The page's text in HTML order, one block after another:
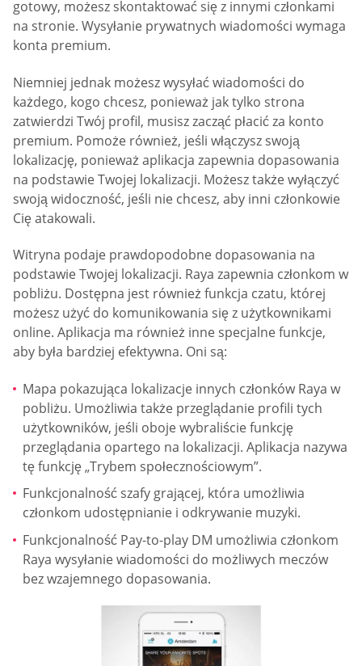
gotowy, możesz skontaktować się z innymi członkami
na stronie. Wysyłanie prywatnych wiadomości wymaga
konta premium.
Niemniej jednak możesz wysyłać wiadomości do
każdego, kogo chcesz, ponieważ jak tylko strona
zatwierdzi Twój profil, musisz zacząć płacić za konto
premium. Pomoże również, jeśli włączysz swoją
lokalizację, ponieważ aplikacja zapewnia dopasowania
na podstawie Twojej lokalizacji. Możesz także wyłączyć
swoją widoczność, jeśli nie chcesz, aby inni członkowie
Cię atakowali.
Witryna podaje prawdopodobne dopasowania na
podstawie Twojej lokalizacji. Raya zapewnia członkom w
pobliżu. Dostępna jest również funkcja czatu, której
możesz użyć do komunikowania się z użytkownikami
online. Aplikacja ma również inne specjalne funkcje,
aby była bardziej efektywna. Oni są:
Mapa pokazująca lokalizacje innych członków Raya w
pobliżu. Umożliwia także przeglądanie profili tych
użytkowników, jeśli oboje wybraliście funkcję
przeglądania opartego na lokalizacji. Aplikacja nazywa
tę funkcję „Trybem społecznościowym”.
Funkcjonalność szafy grającej, która umożliwia
członkom udostępnianie i odkrywanie muzyki.
Funkcjonalność Pay-to-play DM umożliwia członkom
Raya wysyłanie wiadomości do możliwych meczów
bez wzajemnego dopasowania.